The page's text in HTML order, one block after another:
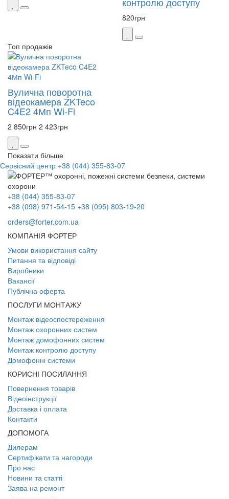
820грн
Топ продажів
Вулична поворотна
відеокамера ZKTeco
C4E2 4Мп Wi-Fi
2 850грн 2 423грн
Показати більше
Сервісний центр +38 (044) 355-83-07
+38 (044) 355-83-07
+38 (098) 971-54-15 +38 (095) 803-19-20
orders@forter.com.ua
КОМПАНІЯ ФОРТЕР
Умови використання сайту
Питання та відповіді
Виробники
Вакансії
Публічна оферта
ПОСЛУГИ МОНТАЖУ
Монтаж відеоспостереження
Монтаж охоронних систем
Монтаж домофонних систем
Монтаж контролю доступу
Домофонні системи
КОРИСНІ ПОСИЛАННЯ
Повернення товарів
Відеоінструкції
Доставка і оплата
Контакти
ДОПОМОГА
Дилерам
Сертифікати та нагороди
Про нас
Новини та статті
Заява на ремонт